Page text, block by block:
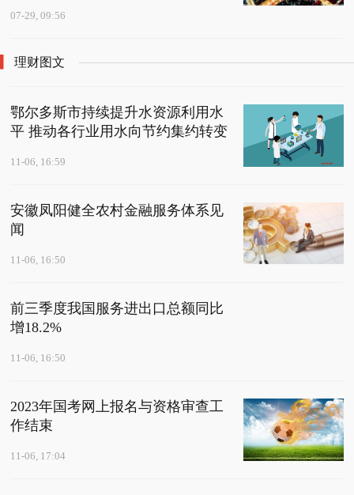
07-29, 09:56
理财图文
鄂尔多斯市持续提升水资源利用水
平 推动各行业用水向节约集约转变
11-06, 16:59
安徽凤阳健全农村金融服务体系见
闻
11-06, 16:50
前三季度我国服务进出口总额同比
增18.2%
11-06, 16:50
2023年国考网上报名与资格审查工
作结束
11-06, 17:04